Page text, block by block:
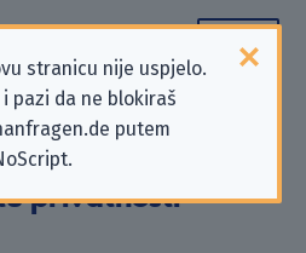
stranicu nije uspjelo.
pazi da ne blokiraš
putem
„DeutschlandCard
na zahtjeve
privatnosti